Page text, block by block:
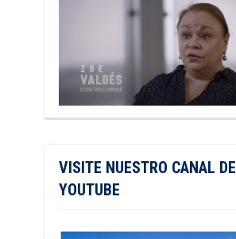
VISITE NUESTRO CANAL DE
YOUTUBE